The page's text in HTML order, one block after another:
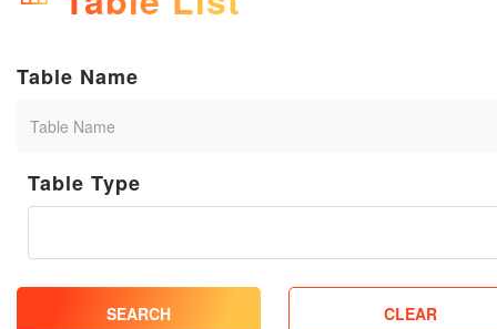
Table Name
Table Type
SEARCH CLEAR